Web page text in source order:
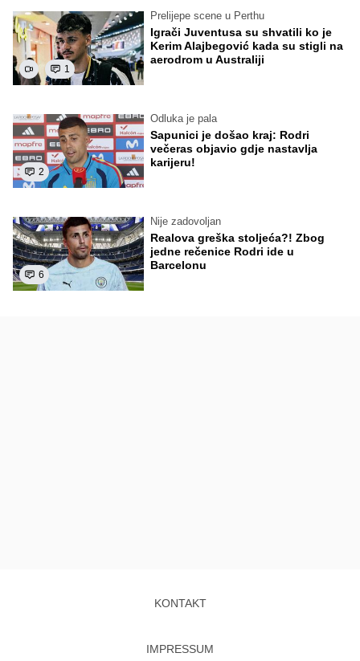
1
Prelijepe scene u Perthu
Igrači Juventusa su shvatili ko je
Kerim Alajbegović kada su stigli na
aerodrom u Australiji
2
Odluka je pala
Sapunici je došao kraj: Rodri
večeras objavio gdje nastavlja
karijeru!
6
Nije zadovoljan
Realova greška stoljeća?! Zbog
jedne rečenice Rodri ide u
Barcelonu
KONTAKT
IMPRESSUM